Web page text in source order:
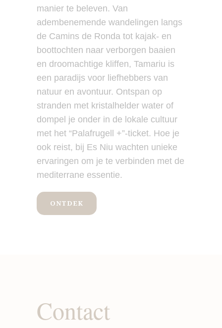
manier te beleven. Van
adembenemende wandelingen langs
de Camins de Ronda tot kajak- en
boottochten naar verborgen baaien
en droomachtige kliffen, Tamariu is
een paradijs voor liefhebbers van
natuur en avontuur. Ontspan op
stranden met kristalhelder water of
dompel je onder in de lokale cultuur
met het “Palafrugell +”-ticket. Hoe je
ook reist, bij Es Niu wachten unieke
ervaringen om je te verbinden met de
mediterrane essentie.
ONTDEK
Contact